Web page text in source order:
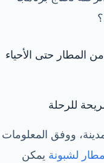
حتى الأحياء
للرحلة
ووفق المعلومات
لشبونة يمكن